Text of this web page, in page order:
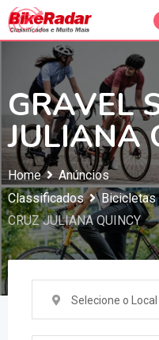
GRAVEL
JULIANA
Home
Anúncios
Classificados
Bicicletas
CRUZ JULIANA QUINCY
Selecione o Local